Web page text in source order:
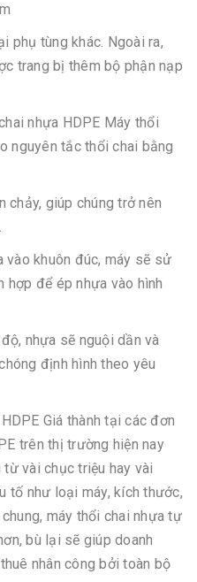
phụ tùng khác. Ngoài ra,
trang bị thêm bộ phận nạp
nhựa HDPE Máy thổi
nguyên tắc thổi chai bằng
chảy, giúp chúng trở nên
vào khuôn đúc, máy sẽ sử
hợp để ép nhựa vào hình
nhựa sẽ nguội dần và
định hình theo yêu
Giá thành tại các đơn
trên thị trường hiện nay
vài chục triệu hay vài
tố như loại máy, kích thước,
máy thổi chai nhựa tự
bù lại sẽ giúp doanh
nhân công bởi toàn bộ